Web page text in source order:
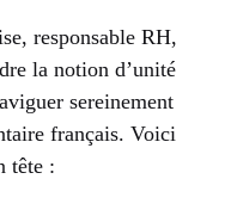
responsable RH,
la notion d’unité
sereinement
français. Voici
tête :